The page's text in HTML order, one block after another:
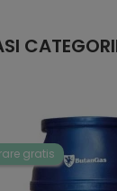
gratis